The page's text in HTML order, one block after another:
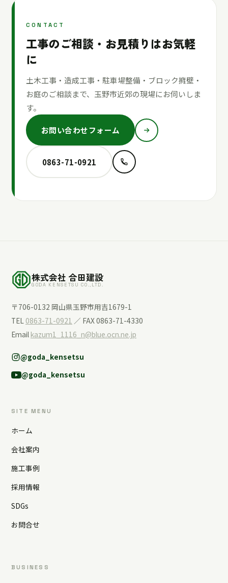
CONTACT
工事のご相談・お見積りはお気軽
に
土木工事・造成工事・駐車場整備・ブロック擁壁・
お庭のご相談まで、玉野市近郊の現場にお伺いしま
す。
お問い合わせフォーム
0863-71-0921
株式会社 合田建設
GODA KENSETSU CO.,LTD.
〒706-0132 岡山県玉野市用吉1679-1
TEL 0863-71-0921 ／ FAX 0863-71-4330
Email kazum1_1116_n@blue.ocn.ne.jp
@goda_kensetsu
@goda_kensetsu
SITE MENU
ホーム
会社案内
施工事例
採用情報
SDGs
お問合せ
BUSINESS